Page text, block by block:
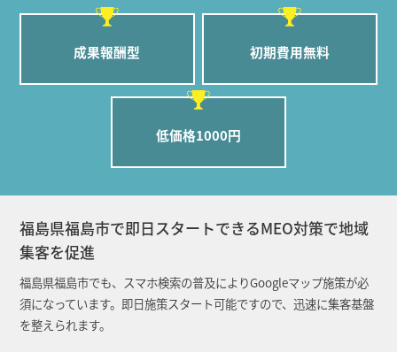
成果報酬型 初期費用無料
低価格1000円
福島県福島市で即日スタートできるMEO対策で地域
集客を促進
福島県福島市でも、スマホ検索の普及によりGoogleマップ施策が必
須になっています。即日施策スタート可能ですので、迅速に集客基盤
を整えられます。